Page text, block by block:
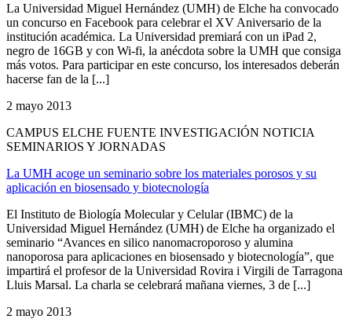
La Universidad Miguel Hernández (UMH) de Elche ha convocado
un concurso en Facebook para celebrar el XV Aniversario de la
institución académica. La Universidad premiará con un iPad 2,
negro de 16GB y con Wi-fi, la anécdota sobre la UMH que consiga
más votos. Para participar en este concurso, los interesados deberán
hacerse fan de la [...]
2 mayo 2013
CAMPUS ELCHE FUENTE INVESTIGACIÓN NOTICIA
SEMINARIOS Y JORNADAS
La UMH acoge un seminario sobre los materiales porosos y su
aplicación en biosensado y biotecnología
El Instituto de Biología Molecular y Celular (IBMC) de la
Universidad Miguel Hernández (UMH) de Elche ha organizado el
seminario “Avances en silico nanomacroporoso y alumina
nanoporosa para aplicaciones en biosensado y biotecnología”, que
impartirá el profesor de la Universidad Rovira i Virgili de Tarragona
Lluis Marsal. La charla se celebrará mañana viernes, 3 de [...]
2 mayo 2013